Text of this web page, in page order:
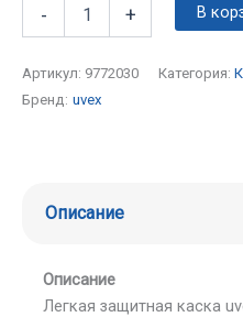
- + В
Артикул: 9772030 Категория:
Бренд: uvex
Описание
Описание
Легкая защитная каска